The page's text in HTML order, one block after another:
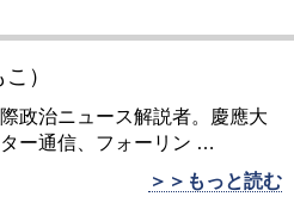
）
政治ニュース解説者。慶應大
ー通信、フォーリン …
＞＞もっと読む